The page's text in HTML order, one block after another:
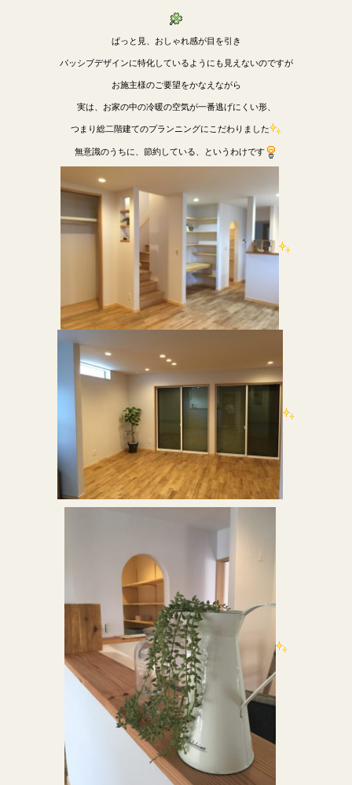
ぱっと見、おしゃれ感が目を引き
パッシブデザインに特化しているようにも見えないのですが
お施主様のご要望をかなえながら
実は、お家の中の冷暖の空気が一番逃げにくい形、
つまり総二階建てのプランニングにこだわりました
無意識のうちに、節約している、というわけです